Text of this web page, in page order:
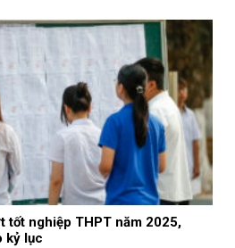
tốt nghiệp THPT năm 2025,
kỷ lục